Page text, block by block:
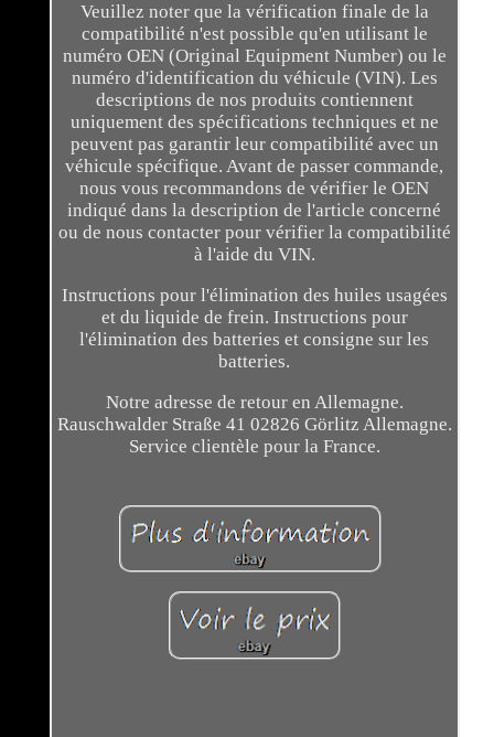
Veuillez noter que la vérification finale de la
compatibilité n'est possible qu'en utilisant le
numéro OEN (Original Equipment Number) ou le
numéro d'identification du véhicule (VIN). Les
descriptions de nos produits contiennent
uniquement des spécifications techniques et ne
peuvent pas garantir leur compatibilité avec un
véhicule spécifique. Avant de passer commande,
nous vous recommandons de vérifier le OEN
indiqué dans la description de l'article concerné
ou de nous contacter pour vérifier la compatibilité
à l'aide du VIN.
Instructions pour l'élimination des huiles usagées
et du liquide de frein. Instructions pour
l'élimination des batteries et consigne sur les
batteries.
Notre adresse de retour en Allemagne.
Rauschwalder Straße 41 02826 Görlitz Allemagne.
Service clientèle pour la France.